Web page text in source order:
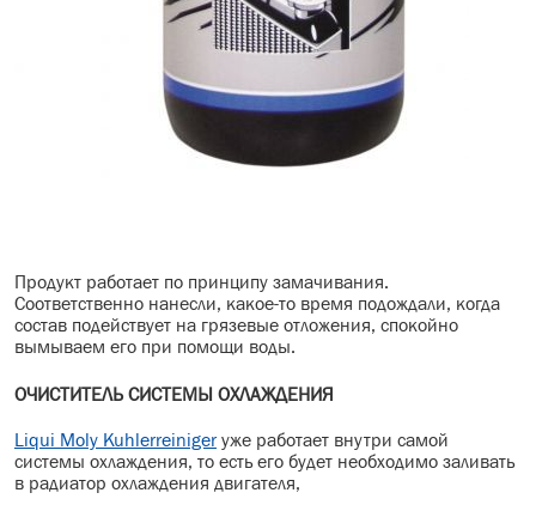
Продукт работает по принципу замачивания.
Соответственно нанесли, какое-то время подождали, когда
состав подействует на грязевые отложения, спокойно
вымываем его при помощи воды.
ОЧИСТИТЕЛЬ СИСТЕМЫ ОХЛАЖДЕНИЯ
Liqui Moly Kuhlerreinigerуже работает внутри самой
системы охлаждения, то есть его будет необходимо заливать
в радиатор охлаждения двигателя,